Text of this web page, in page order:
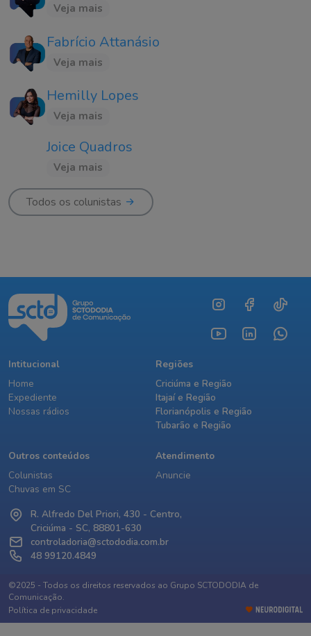
Veja mais
Fabrício Attanásio
Veja mais
Hemilly Lopes
Veja mais
Joice Quadros
Veja mais
Todos os colunistas
Intitucional
Home
Expediente
Nossas rádios
Regiões
Criciúma e Região
Itajaí e Região
Florianópolis e Região
Tubarão e Região
Outros conteúdos
Colunistas
Chuvas em SC
Atendimento
Anuncie
R. Alfredo Del Priori, 430 - Centro,
Criciúma - SC, 88801-630
controladoria@sctododia.com.br
48 99120.4849
©2025 - Todos os direitos reservados ao Grupo SCTODODIA de
Comunicação.
Política de privacidade